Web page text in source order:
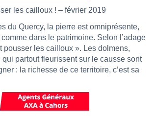
les cailloux ! – février 2019
du Quercy, la pierre est omniprésente,
dans le patrimoine. Selon l’adage
pousser les cailloux ». Les dolmens,
qui partout fleurissent sur le causse sont
: la richesse de ce territoire, c’est sa